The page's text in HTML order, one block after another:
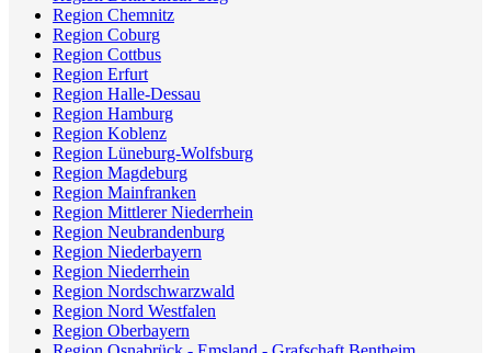
Region Chemnitz
Region Coburg
Region Cottbus
Region Erfurt
Region Halle-Dessau
Region Hamburg
Region Koblenz
Region Lüneburg-Wolfsburg
Region Magdeburg
Region Mainfranken
Region Mittlerer Niederrhein
Region Neubrandenburg
Region Niederbayern
Region Niederrhein
Region Nordschwarzwald
Region Nord Westfalen
Region Oberbayern